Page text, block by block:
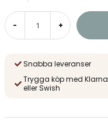
- +
Snabba leveranser
Trygga köp med Klarna
eller Swish